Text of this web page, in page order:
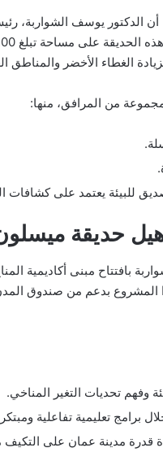
الدكتور يوسف الشواربة،
مجموعة من المرافق، منها:
للبيئة يعتمد على كشافات
حديقة
بافتتاح مبنى أكاديمية
وفهم تحديات التغير المناخي.
تعليمية تفاعلية
قدرة مدينة عمان على التكيف